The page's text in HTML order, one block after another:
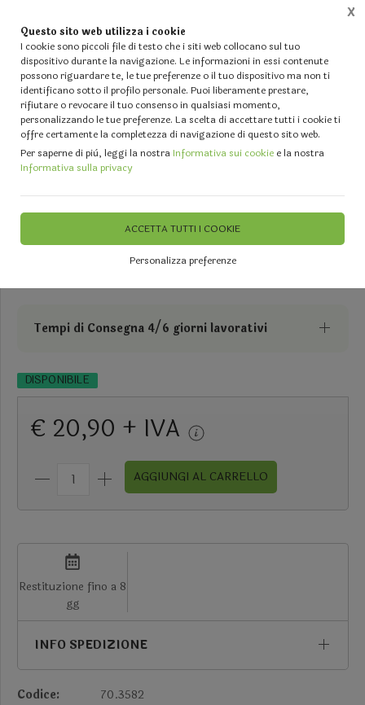
Questo sito web utilizza i cookie
I cookie sono piccoli file di testo che i siti web collocano sul tuo
dispositivo durante la navigazione. Le informazioni in essi contenute
possono riguardare te, le tue preferenze o il tuo dispositivo ma non ti
identificano sotto il profilo personale. Puoi liberamente prestare,
rifiutare o revocare il tuo consenso in qualsiasi momento,
personalizzando le tue preferenze. La scelta di accettare tutti i cookie ti
offre certamente la completezza di navigazione di questo sito web.
Per saperne di più, leggi la nostraInformativa sui cookie e la nostra
Informativa sulla privacy
ACCETTA TUTTI I COOKIE
Personalizza preferenze
X
Home Vetrina PIANTE - CADENTI - FOGLIE Artificiali in poliestere e in Plastica
Canna di Bamboo H 270 -
Sconti per Fioristi e Aziende . -
Naturale con foglie Artificiali
Tempi di Consegna 4/6 giorni lavorativi
DISPONIBILE
€ 20,90 + IVA
AGGIUNGI AL CARRELLO
Restituzione fino a 8
gg
INFO SPEDIZIONE
Codice: 70.3582